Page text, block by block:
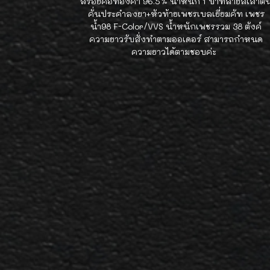
คั่นประคำลงยา+หัวท้ายเพชรเบลเยี่ยมคัท เพชร
น้ำ98 F-Color/VVS น้ำหนักเพชรรวม 38 ตังค์
ความยาวรับสั่งทำตามออเดอร์ สามารถกำหนด
ความยาวได้ตามชอบค่ะ